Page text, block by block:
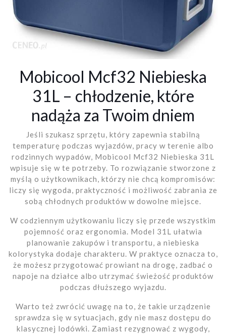
Mobicool Mcf32 Niebieska
31L – chłodzenie, które
nadąża za Twoim dniem
Jeśli szukasz sprzętu, który zapewnia stabilną
temperaturę podczas wyjazdów, pracy w terenie albo
rodzinnych wypadów, Mobicool Mcf32 Niebieska 31L
wpisuje się w te potrzeby. To rozwiązanie stworzone z
myślą o użytkownikach, którzy nie chcą kompromisów:
liczy się wygoda, praktyczność i możliwość zabrania ze
sobą chłodnych produktów w dowolne miejsce.
W codziennym użytkowaniu liczy się przede wszystkim
pojemność oraz ergonomia. Model 31L ułatwia
planowanie zakupów i transportu, a niebieska
kolorystyka dodaje charakteru. W praktyce oznacza to,
że możesz przygotować prowiant na drogę, zadbać o
napoje na działce albo utrzymać świeżość produktów
podczas dłuższego wyjazdu.
Warto też zwrócić uwagę na to, że takie urządzenie
sprawdza się w sytuacjach, gdy nie masz dostępu do
klasycznej lodówki. Zamiast rezygnować z wygody,